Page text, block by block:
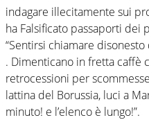
indagare illecitamente sui
ha Falsificato passaporti dei
“Sentirsi chiamare
. Dimenticano in fretta caffè
retrocessioni per
lattina del Borussia, luci a
minuto! e l’elenco è lungo!”.